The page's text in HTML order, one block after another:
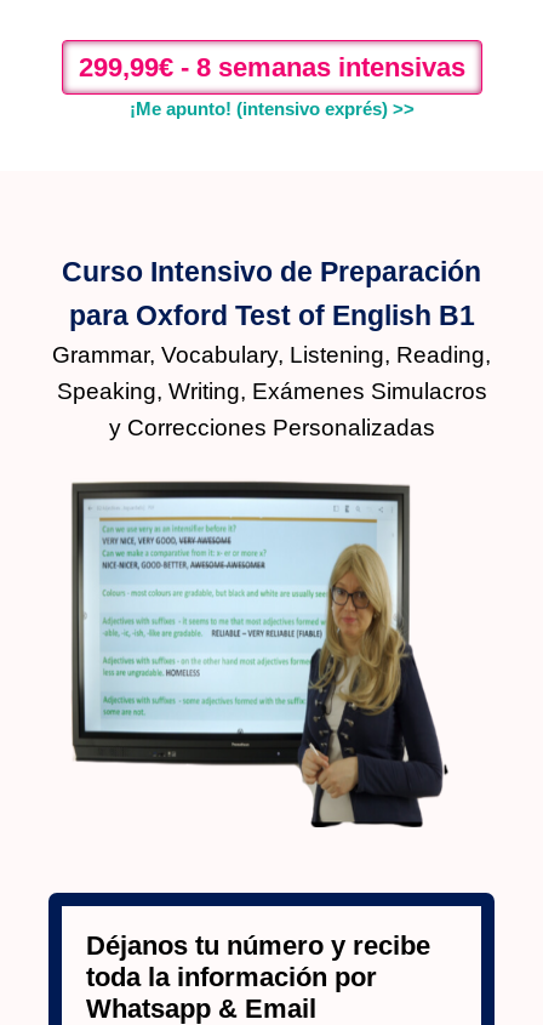
299,99€ - 8 semanas intensivas
¡Me apunto! (intensivo exprés) >>
Curso Intensivo de Preparación
para Oxford Test of English B1
Grammar, Vocabulary, Listening, Reading,
Speaking, Writing, Exámenes Simulacros
y Correcciones Personalizadas
Déjanos tu número y recibe
toda la información por
Whatsapp & Email